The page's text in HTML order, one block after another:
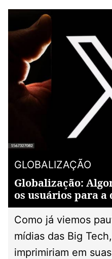
GLOBALIZAÇÃO
Globalização:
os usuários para
Como já viemos
mídias das Big
imprimiriam em